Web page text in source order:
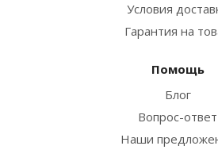
Условия
Гарантия на
Помощь
Блог
Вопрос-ответ
Наши